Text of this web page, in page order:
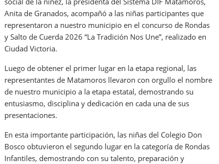
Anita de Granados, acompañó a las niñas participantes que
representaron a nuestro municipio en el concurso de Rondas
y Salto de Cuerda 2026 “La Tradición Nos Une”, realizado en
Ciudad Victoria.
Luego de obtener el primer lugar en la etapa regional, las
representantes de Matamoros llevaron con orgullo el nombre
de nuestro municipio a la etapa estatal, demostrando su
entusiasmo, disciplina y dedicación en cada una de sus
presentaciones.
En esta importante participación, las niñas del Colegio Don
Bosco obtuvieron el segundo lugar en la categoría de Rondas
Infantiles, demostrando con su talento, preparación y